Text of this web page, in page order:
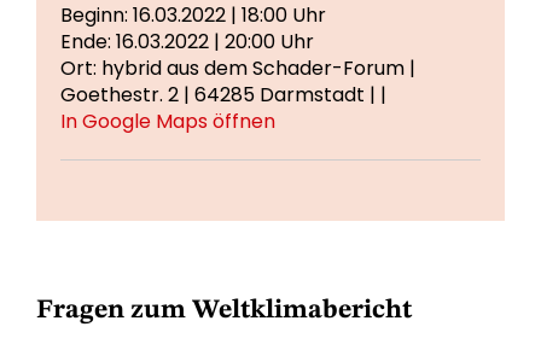
Beginn: 16.03.2022 | 18:00 Uhr
Ende: 16.03.2022 | 20:00 Uhr
Ort: hybrid aus dem Schader-Forum |
Goethestr. 2 | 64285 Darmstadt | |
In Google Maps öffnen
Fragen zum Weltklimabericht